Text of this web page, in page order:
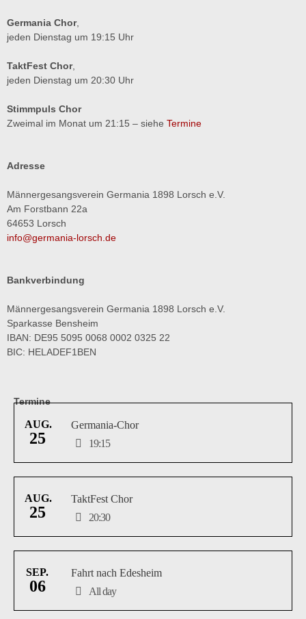
Germania Chor,
jeden Dienstag um 19:15 Uhr
TaktFest Chor,
jeden Dienstag um 20:30 Uhr
Stimmpuls Chor
Zweimal im Monat um 21:15 – siehe Termine
Adresse
Männergesangsverein Germania 1898 Lorsch e.V.
Am Forstbann 22a
64653 Lorsch
info@germania-lorsch.de
Bankverbindung
Männergesangsverein Germania 1898 Lorsch e.V.
Sparkasse Bensheim
IBAN: DE95 5095 0068 0002 0325 22
BIC: HELADEF1BEN
Termine
AUG.
25
Germania-Chor
19:15
AUG.
25
TaktFest Chor
20:30
SEP.
06
Fahrt nach Edesheim
All day